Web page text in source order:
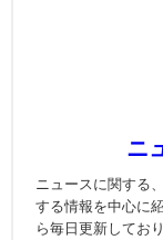
ニ
ニュースに関する
する情報を中心に
ら毎日更新してお